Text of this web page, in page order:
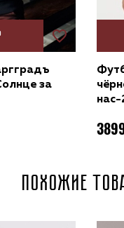
за
нас-
Похожие